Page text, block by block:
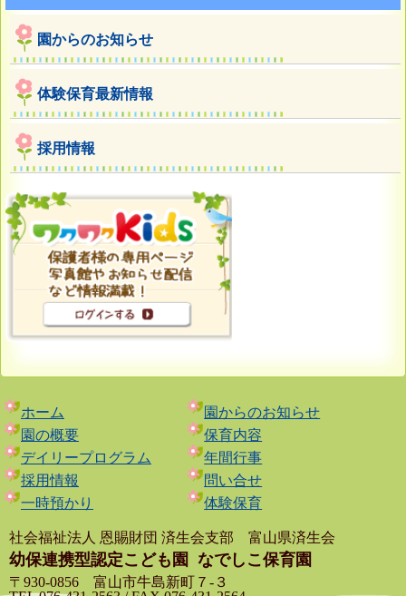
園からのお知らせ
体験保育最新情報
採用情報
ホーム
園からのお知らせ
園の概要
保育内容
デイリープログラム
年間行事
採用情報
問い合せ
一時預かり
体験保育
社会福祉法人 恩賜財団 済生会支部 富山県済生会
幼保連携型認定こども園 なでしこ保育園
〒930-0856 富山市牛島新町７-３